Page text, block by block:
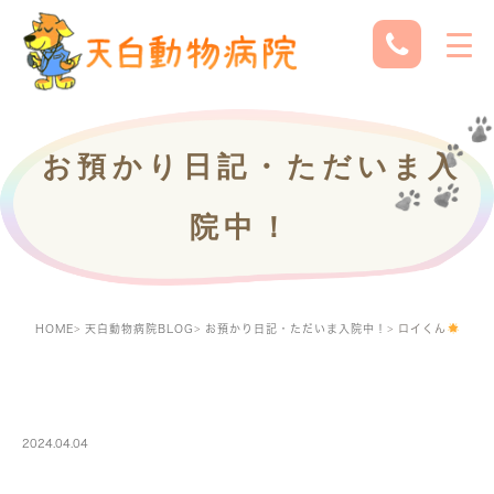
お預かり日記・ただいま入
院中！
HOME 天白動物病院BLOG お預かり日記・ただいま入院中！ ロイくん
2024.04.04